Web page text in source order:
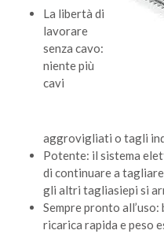
La libertà di
lavorare
senza cavo:
niente più
cavi
aggrovigliati o tagli
Potente: il sistema
di continuare a
gli altri tagliasiepi si
Sempre pronto
ricarica rapida e peso